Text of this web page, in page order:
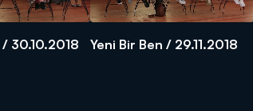
30.10.2018 Yeni Bir Ben / 29.11.2018